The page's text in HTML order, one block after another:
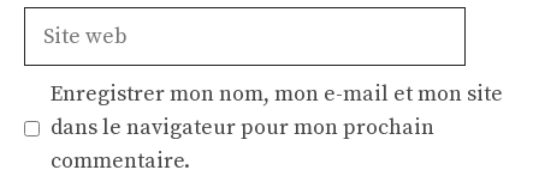
Site
Enregistrer mon nom, mon e-mail et mon site
dans le navigateur pour mon prochain
commentaire.